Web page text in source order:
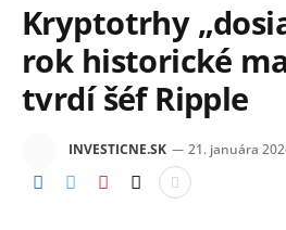
Kryptotrhy
rok historické
tvrdí šéf Ripple
INVESTICNE.SK 21. januára